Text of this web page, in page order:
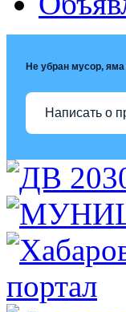
Не убран мусор, яма
Написать о